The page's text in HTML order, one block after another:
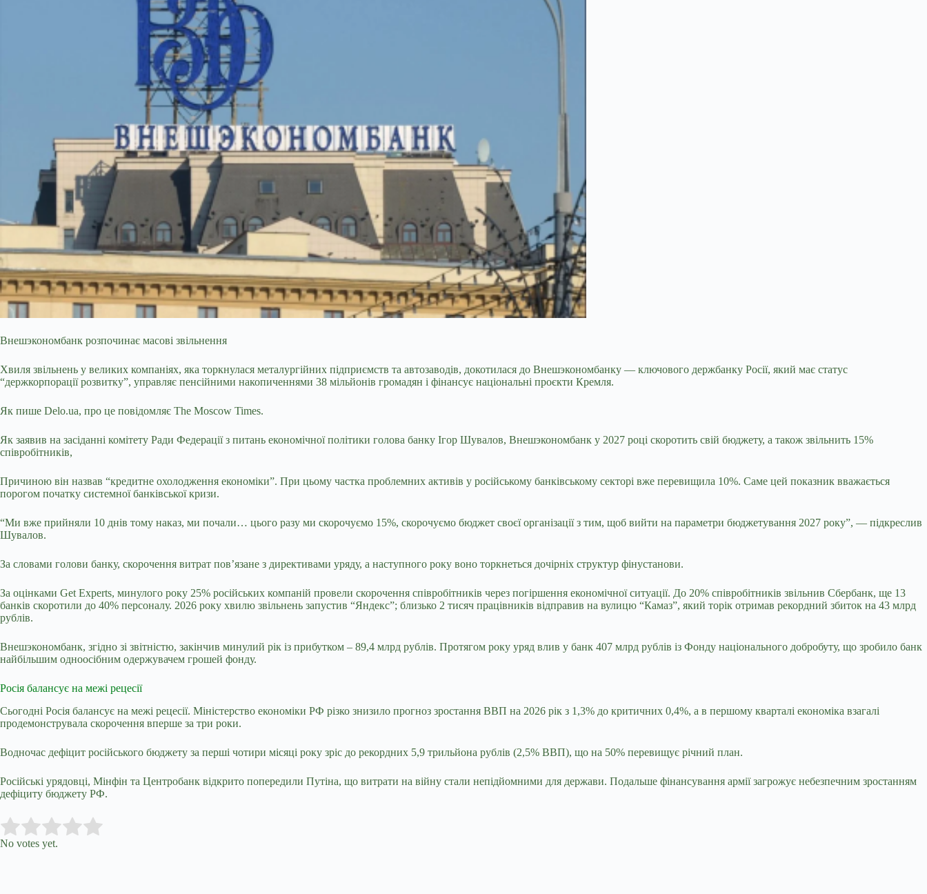
Внешэкономбанк розпочинає масові звільнення
Хвиля звільнень у великих компаніях, яка торкнулася металургійних підприємств та автозаводів, докотилася до Внешэкономбанку — ключового держбанку Росії, який має статус
“держкорпорації розвитку”, управляє пенсійними накопиченнями 38 мільйонів громадян і фінансує національні проєкти Кремля.
Як пише Delo.ua, про це повідомляє The Moscow Times.
Як заявив на засіданні комітету Ради Федерації з питань економічної політики голова банку Ігор Шувалов, Внешэкономбанк у 2027 році скоротить свій бюджету, а також звільнить 15%
співробітників,
Причиною він назвав “кредитне охолодження економіки”. При цьому частка проблемних активів у російському банківському секторі вже перевищила 10%. Саме цей показник вважається
порогом початку системної банківської кризи.
“Ми вже прийняли 10 днів тому наказ, ми почали… цього разу ми скорочуємо 15%, скорочуємо бюджет своєї організації з тим, щоб вийти на параметри бюджетування 2027 року”, — підкреслив
Шувалов.
За словами голови банку, скорочення витрат пов’язане з директивами уряду, а наступного року воно торкнеться дочірніх структур фінустанови.
За оцінками Get Experts, минулого року 25% російських компаній провели скорочення співробітників через погіршення економічної ситуації. До 20% співробітників звільнив Сбербанк, ще 13
банків скоротили до 40% персоналу. 2026 року хвилю звільнень запустив “Яндекс”; близько 2 тисяч працівників відправив на вулицю “Камаз”, який торік отримав рекордний збиток на 43 млрд
рублів.
Внешэкономбанк, згідно зі звітністю, закінчив минулий рік із прибутком – 89,4 млрд рублів. Протягом року уряд влив у банк 407 млрд рублів із Фонду національного добробуту, що зробило банк
найбільшим одноосібним одержувачем грошей фонду.
Росія балансує на межі рецесії
Сьогодні Росія балансує на межі рецесії. Міністерство економіки РФ різко знизило прогноз зростання ВВП на 2026 рік з 1,3% до критичних 0,4%, а в першому кварталі економіка взагалі
продемонструвала скорочення вперше за три роки.
Водночас дефіцит російського бюджету за перші чотири місяці року зріс до рекордних 5,9 трильйона рублів (2,5% ВВП), що на 50% перевищує річний план.
Російські урядовці, Мінфін та Центробанк відкрито попередили Путіна, що витрати на війну стали непідйомними для держави. Подальше фінансування армії загрожує небезпечним зростанням
дефіциту бюджету РФ.
Rate this item:
No votes yet.